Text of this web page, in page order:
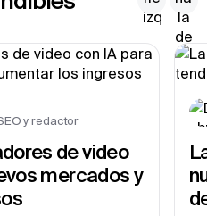
y redactor
de video
mercados y